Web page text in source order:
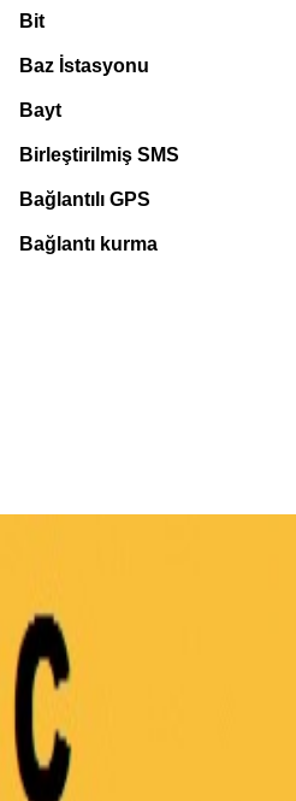
Bit
Baz İstasyonu
Bayt
Birleştirilmiş SMS
Bağlantılı GPS
Bağlantı kurma